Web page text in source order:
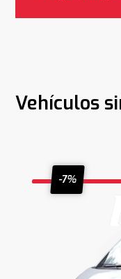
Vehículos
-7%